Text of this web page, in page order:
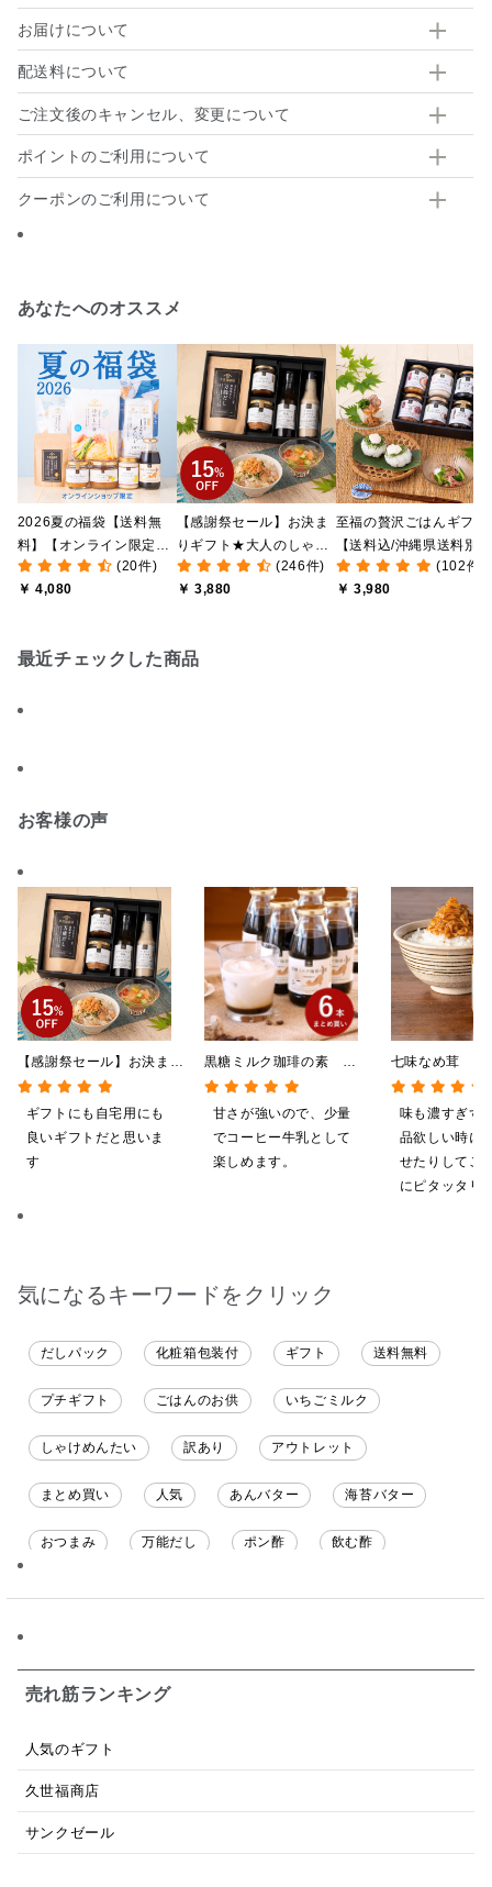
お届けについて
配送料について
ご注文後のキャンセル、変更について
ポイントのご利用について
クーポンのご利用について
あなたへのオススメ
2026夏の福袋【送料無
料】【オンライン限定】
【ポイントキャンペーン
実施中】【のし・ラッピ
(20件)
￥ 4,080
【感謝祭セール】お決ま
りギフト★大人のしゃけ
しゃけめんたい入り【送
料込/沖縄県送料別途】
(246件)
￥ 3,880
至福の贅沢ごはんギフト
【送料込/沖縄県送料別
途】【化粧箱包装付/オン
ライン限定】
(102件)
￥ 3,980
最近チェックした商品
お客様の声
黒糖ミルク珈琲の素
275ml ×6本まとめ買い
【のし・ラッピング・化粧
箱詰め不可】
甘さが強いので、少量
でコーヒー牛乳として
楽しめます。
【感謝祭セール】お決まり
ギフト★大人のしゃけしゃ
けめんたい入り【送料込/
沖縄県送料別途】【化粧箱
包装付】
ギフトにも自宅用にも
良いギフトだと思いま
す
七味なめ茸 信
「八幡屋礒五郎
辛子入り
味も濃すぎず
品欲しい時に
せたりしてご
にピタッタリ
気になるキーワードをクリック
だしパック 化粧箱包装付 ギフト 送料無料
プチギフト ごはんのお供 いちごミルク
しゃけめんたい 訳あり アウトレット
まとめ買い 人気 あんバター 海苔バター
おつまみ 万能だし ポン酢 飲む酢
パスタソース 醤油
日本ワイン
売れ筋ランキング
人気のギフト
久世福商店
サンクゼール